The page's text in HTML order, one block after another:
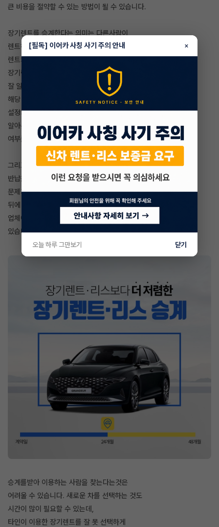
큰 비용을 절약할 수 있는 방법이 될 수 있습니다.
장기렌트를 승계한다는 의미는 다른사람이
렌트하여 이용하던 기간이 남아있는
렌트카를 이어서 이용하는 것을 말합니다.
장기렌트승계를 하기 위해서 기존 계약서를
잘 알아보고 확일 할 필요가 있습니다.
해당 차량의 등급과 옵션에 대해 어떻게
설정되어 있는지, 면책금은 얼마로 정하였는지 등등 자세한 정보를
알아본 뒤에 승계
여부를 결정하셔야 할겁니다.
그리고 난 뒤 계약 종료되고 차를 인수를 할 것인지,
반납을 할 것인지 등 정보도 확인해야하고,
문제가 없다면 해당 업체의 승계 신청서를 쓴
뒤에 장기렌트카 승계가 진행이 됩니다.
업체에게 심사와 승인을 받고 바로 차를 인수하여 운행을 할 수
있습니다.
승계를받아 이용하는 사람을 찾는다는것은
어려울 수 있습니다. 새로운 차를 선택하는 것도
시간이 많이 필요할 수 있는데,
타인이 이용한 장기렌트를 잘 못 선택하게
[필독] 이어카 사칭 사기 주의 안내 ×
오늘 하루 그만보기 닫기